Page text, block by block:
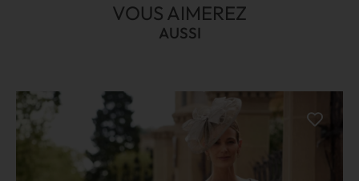
VOUS AIMEREZ
AUSSI